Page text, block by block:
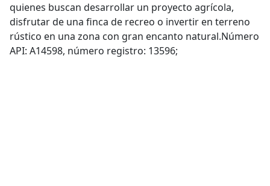
quienes buscan desarrollar un proyecto agrícola,
disfrutar de una finca de recreo o invertir en terreno
rústico en una zona con gran encanto natural.Número
API: A14598, número registro: 13596;